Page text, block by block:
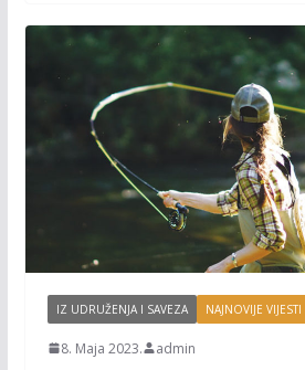
IZ UDRUŽENJA I SAVEZA NAJNOVIJE VIJESTI
8. Maja 2023. admin